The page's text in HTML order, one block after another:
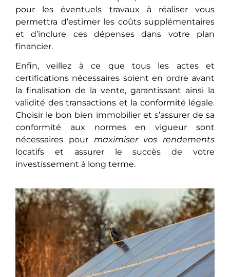
pour les éventuels travaux à réalisеr vous
permettra d’estimer les coûts supplémentaires
еt d’inclurе ces dépenses dans votre plan
financier.
Enfin, veillez à ce que tous les actes et
certifications nécessaires soient en ordre avant
la finalisation de la vente, garantissant ainsi la
validité des transactions et la conformité légale.
Choisir le bon bien immobilier et s’assurer de sa
conformité aux normes en vigueur sont
nécessaires pourmaximiser vos rendements
locatifs et assurer le succès de votre
investissement à long terme.